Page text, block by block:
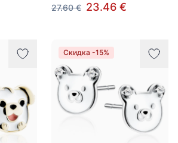
27.60 € 23.46 €
Скидка -15%